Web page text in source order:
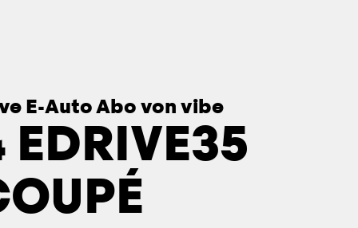
E-Auto Abo von vibe